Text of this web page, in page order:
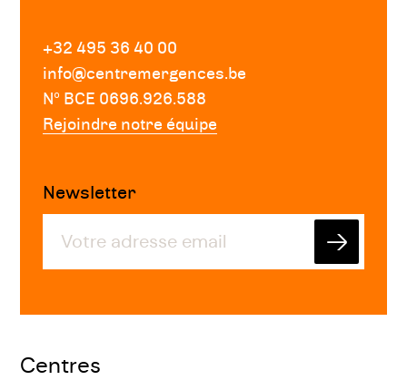
+32 495 36 40 00
info@centremergences.be
Nº BCE 0696.926.588
Rejoindre notre équipe
Newsletter
Centres